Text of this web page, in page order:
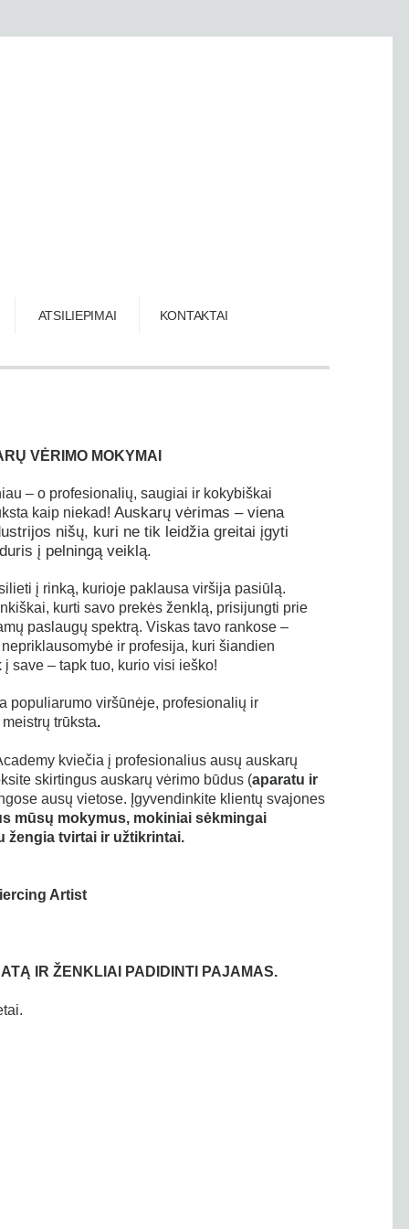
ATSILIEPIMAI KONTAKTAI
VĖRIMO MOKYMAI
– o profesionalių, saugiai ir kokybiškai
kaip niekad! Auskarų vėrimas – viena
nišų, kuri ne tik leidžia greitai įgyti
į pelningą veiklą.
į rinką, kurioje paklausa viršija pasiūlą.
kurti savo prekės ženklą, prisijungti prie
paslaugų spektrą. Viskas tavo rankose –
ir profesija, kuri šiandien
save – tapk tuo, kurio visi ieško!
populiarumo viršūnėje, profesionalių ir
trūksta.
kviečia į profesionalius ausų auskarų
skirtingus auskarų vėrimo būdus (aparatu ir
ausų vietose. Įgyvendinkite klientų svajones
mūsų mokymus, mokiniai sėkmingai
žengia tvirtai ir užtikrintai.
Artist
IR ŽENKLIAI PADIDINTI PAJAMAS.